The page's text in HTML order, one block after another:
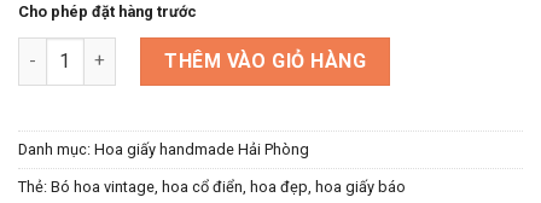
Cho phép đặt hàng trước
Bó hoa gói giấy báo - Hoa giấy handmade số lượng
THÊM VÀO GIỎ HÀNG
Danh mục: Hoa giấy handmade Hải Phòng
Thẻ: Bó hoa vintage hoa cổ điển hoa đẹp hoa giấy báo